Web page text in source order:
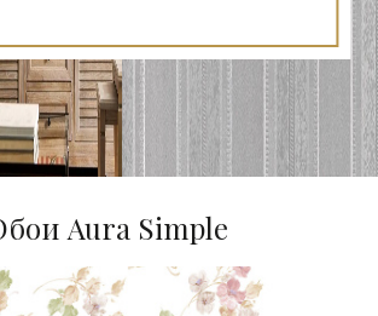
Aura Simple